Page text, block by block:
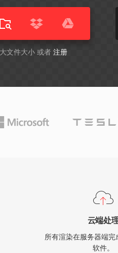
文件大小 或者 注册
云端处
所有渲染在服务器端
软件。